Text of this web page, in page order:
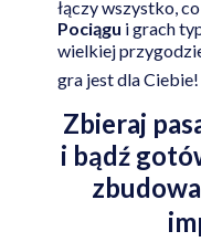
łączy wszystko,
Pociągu i grach
wielkiej
gra jest dla Ciebie!
Zbieraj
i bądź